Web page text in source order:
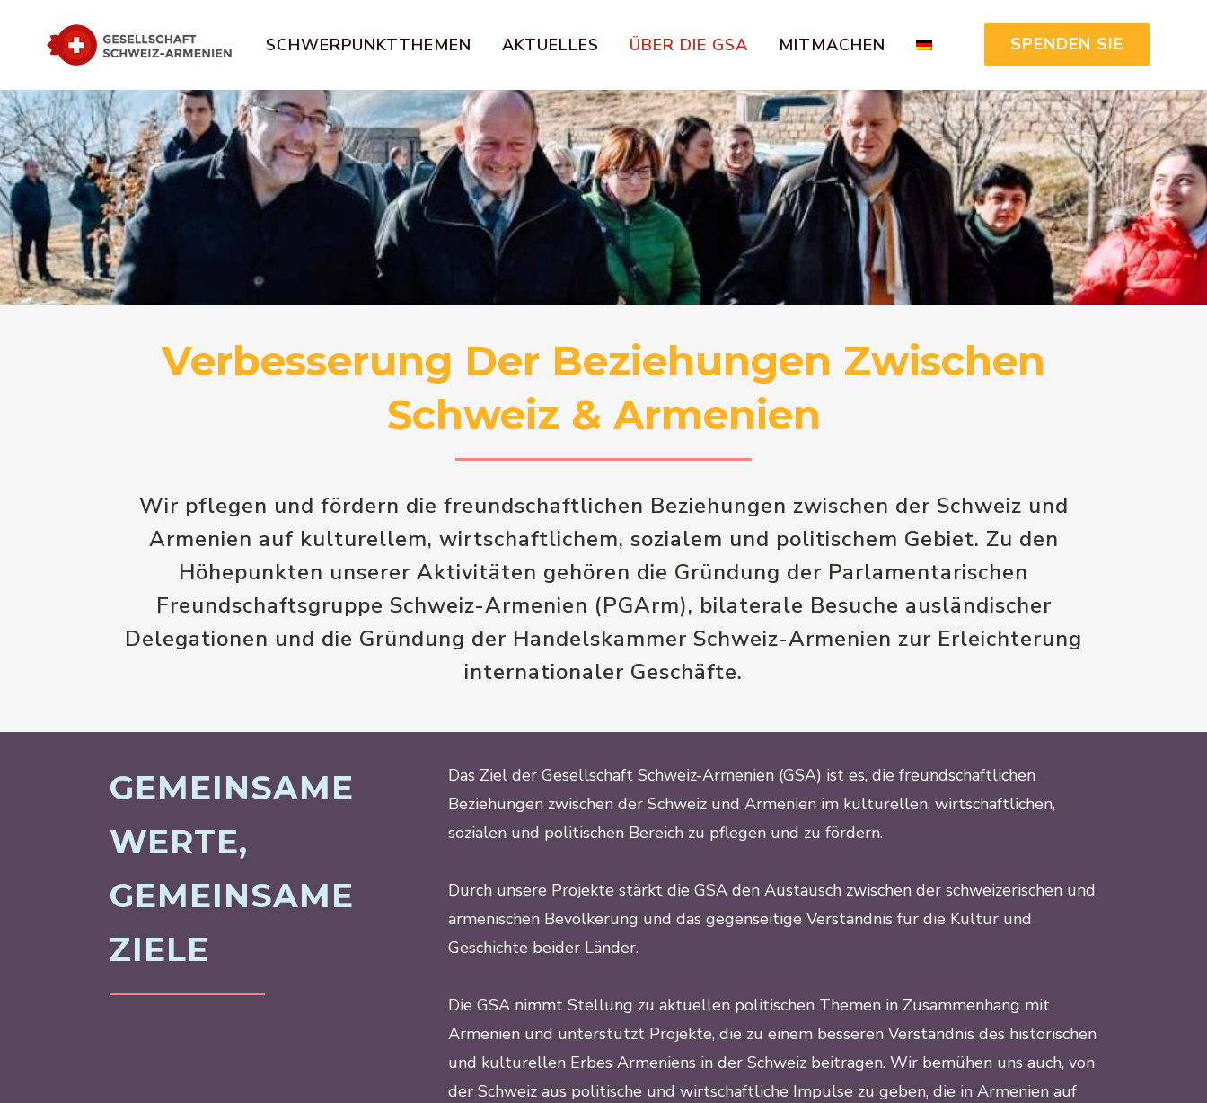
SPENDEN SIE
SCHWERPUNKTTHEMEN AKTUELLES ÜBER DIE GSA MITMACHEN
Verbesserung Der Beziehungen Zwischen
Schweiz & Armenien
Wir pflegen und fördern die freundschaftlichen Beziehungen zwischen der Schweiz und
Armenien auf kulturellem, wirtschaftlichem, sozialem und politischem Gebiet. Zu den
Höhepunkten unserer Aktivitäten gehören die Gründung der Parlamentarischen
Freundschaftsgruppe Schweiz-Armenien (PGArm), bilaterale Besuche ausländischer
Delegationen und die Gründung der Handelskammer Schweiz-Armenien zur Erleichterung
internationaler Geschäfte.
GEMEINSAME
WERTE,
GEMEINSAME
ZIELE
Das Ziel der Gesellschaft Schweiz-Armenien (GSA) ist es, die freundschaftlichen
Beziehungen zwischen der Schweiz und Armenien im kulturellen, wirtschaftlichen,
sozialen und politischen Bereich zu pflegen und zu fördern.
Durch unsere Projekte stärkt die GSA den Austausch zwischen der schweizerischen und
armenischen Bevölkerung und das gegenseitige Verständnis für die Kultur und
Geschichte beider Länder.
Die GSA nimmt Stellung zu aktuellen politischen Themen in Zusammenhang mit
Armenien und unterstützt Projekte, die zu einem besseren Verständnis des historischen
und kulturellen Erbes Armeniens in der Schweiz beitragen. Wir bemühen uns auch, von
der Schweiz aus politische und wirtschaftliche Impulse zu geben, die in Armenien auf